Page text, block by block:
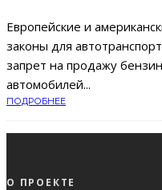
Европейские и
законы для
запрет на продажу
автомобилей...
ПОДРОБНЕЕ
О ПРОЕКТЕ